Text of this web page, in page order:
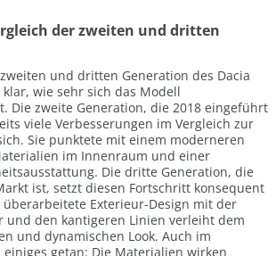
der zweiten und dritten
und dritten Generation des Dacia
wie sehr sich das Modell
Die zweite Generation, die 2018 eingeführt
viele Verbesserungen im Vergleich zur
Sie punktete mit einem moderneren
im Innenraum und einer
Die dritte Generation, die
ist, setzt diesen Fortschritt konsequent
Exterieur-Design mit der
und den kantigeren Linien verleiht dem
und dynamischen Look. Auch im
getan: Die Materialien wirken